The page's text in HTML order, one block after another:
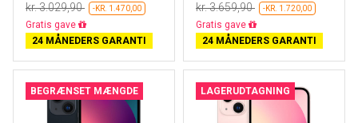
kr. 3.029,90 -KR. 1.470,00
Gratis fragt
24 MÅNEDERS GARANTI
kr. 3.659,90 -KR. 1.720,00
Gratis fragt
24 MÅNEDERS GARANTI
BEGRÆNSET MÆNGDE LAGERUDTAGNING